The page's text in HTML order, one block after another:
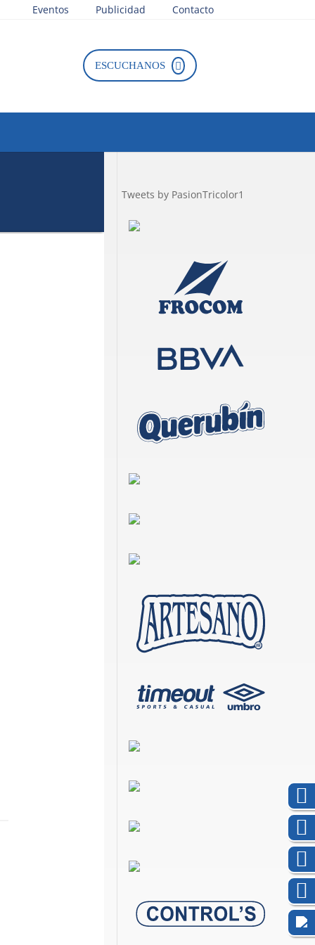
Eventos Publicidad Contacto
ESCUCHANOS
Tweets by PasionTricolor1